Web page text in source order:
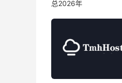
总2026年